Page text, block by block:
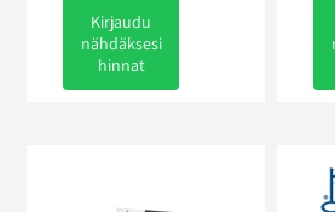
Kirjaudu
nähdäksesi
hinnat